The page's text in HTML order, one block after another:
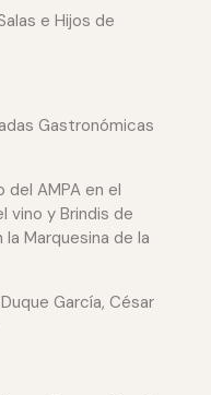
e Hijos de
Gastronómicas
del AMPA en el
vino y Brindis de
Marquesina de la
García, César